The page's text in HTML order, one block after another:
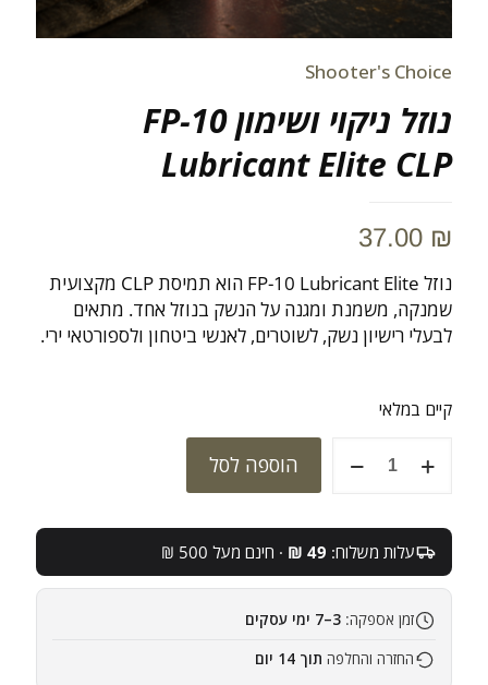
Shooter's Choice
נוזל ניקוי ושימון FP-10
Lubricant Elite CLP
37.00 ₪
נוזל FP-10 Lubricant Elite הוא תמיסת CLP מקצועית
שמנקה, משמנת ומגנה על הנשק בנוזל אחד. מתאים
לבעלי רישיון נשק, לשוטרים, לאנשי ביטחון ולספורטאי ירי.
קיים במלאי
של
ושימון
FP-
10
Lubricant
Elite
CLP
הוספה לסל
עלות משלוח: 49 ₪ · חינם מעל 500 ₪
זמן אספקה: 3–7 ימי עסקים
החזרה והחלפה תוך 14 יום